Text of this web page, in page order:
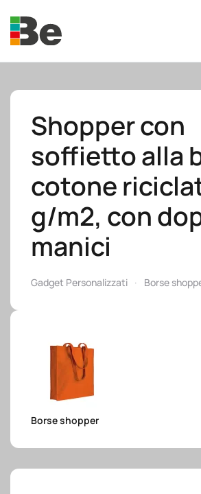
Skip to main content
Shopper con
soffietto alla
cotone
g/m2, con
manici
Gadget Personalizzati Borse
Borse shopper